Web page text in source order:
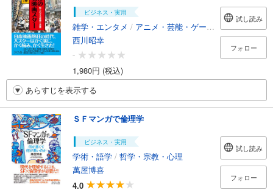
ビジネス・実用
雑学・エンタメ / アニメ・芸能・ゲーム攻略本
西川昭幸
-
1,980円 (税込)
試し読み
フォロー
あらすじを表示する
ＳＦマンガで倫理学
ビジネス・実用
学術・語学 / 哲学・宗教・心理
萬屋博喜
4.0
試し読み
フォロー